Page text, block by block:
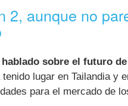
2, aunque no
sobre el futuro
lugar en Tailandia y
para el mercado de